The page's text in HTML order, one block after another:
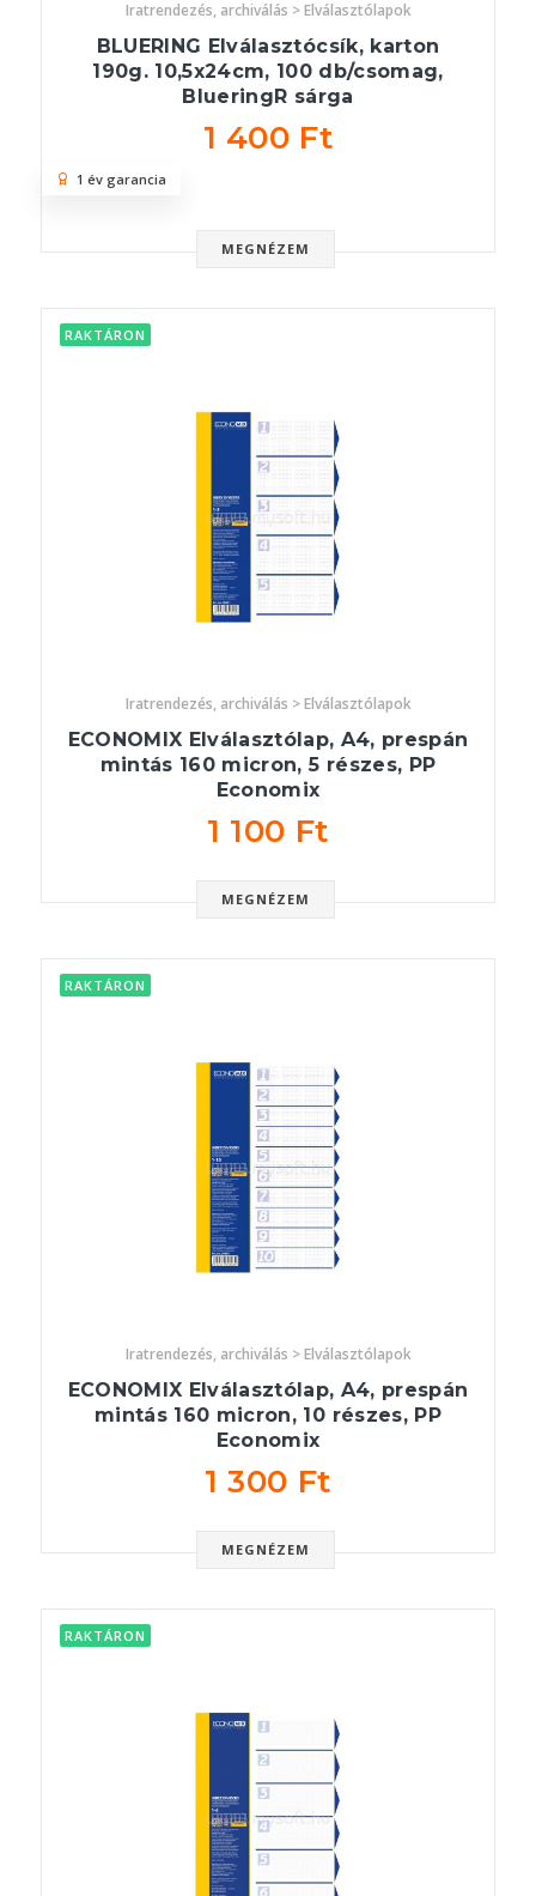
Iratrendezés, archiválás > Elválasztólapok
BLUERING Elválasztócsík, karton
190g. 10,5x24cm, 100 db/csomag,
BlueringR sárga
1 400 Ft
MEGNÉZEM
1 év garancia
RAKTÁRON
Iratrendezés, archiválás > Elválasztólapok
ECONOMIX Elválasztólap, A4, prespán
mintás 160 micron, 5 részes, PP
Economix
1 100 Ft
MEGNÉZEM
RAKTÁRON
Iratrendezés, archiválás > Elválasztólapok
ECONOMIX Elválasztólap, A4, prespán
mintás 160 micron, 10 részes, PP
Economix
1 300 Ft
MEGNÉZEM
RAKTÁRON